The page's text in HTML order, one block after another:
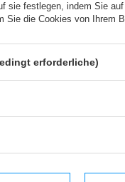
sie festlegen, indem Sie
Sie die Cookies von Ihrem
erforderliche)